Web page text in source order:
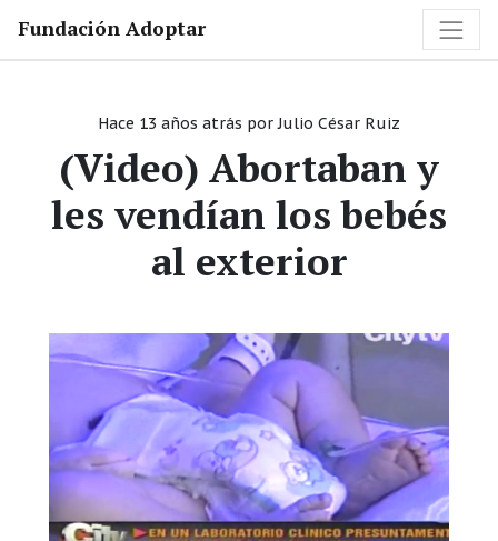
Fundación Adoptar
Hace 13 años atrás porJulio César Ruiz
(Video) Abortaban y
les vendían los bebés
al exterior